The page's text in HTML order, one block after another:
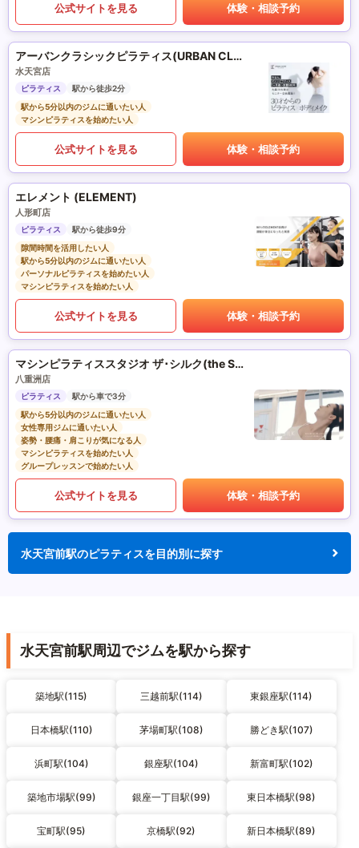
公式サイトを見る 体験・相談予約
アーバンクラシックピラティス(URBAN CLASSIC PILATES)
水天宮店
ピラティス
駅から徒歩2分
駅から5分以内のジムに通いたい人
マシンピラティスを始めたい人
公式サイトを見る 体験・相談予約
エレメント (ELEMENT)
人形町店
ピラティス
駅から徒歩9分
隙間時間を活用したい人
駅から5分以内のジムに通いたい人
パーソナルピラティスを始めたい人
マシンピラティスを始めたい人
公式サイトを見る 体験・相談予約
マシンピラティススタジオ ザ･シルク(the SILK)
八重洲店
ピラティス
駅から車で3分
駅から5分以内のジムに通いたい人
女性専用ジムに通いたい人
姿勢・腰痛・肩こりが気になる人
マシンピラティスを始めたい人
グループレッスンで始めたい人
公式サイトを見る 体験・相談予約
水天宮前駅のピラティスを目的別に探す
水天宮前駅周辺でジムを駅から探す
築地駅(115) 三越前駅(114) 東銀座駅(114)
日本橋駅(110) 茅場町駅(108) 勝どき駅(107)
浜町駅(104) 銀座駅(104) 新富町駅(102)
築地市場駅(99) 銀座一丁目駅(99) 東日本橋駅(98)
宝町駅(95) 京橋駅(92) 新日本橋駅(89)